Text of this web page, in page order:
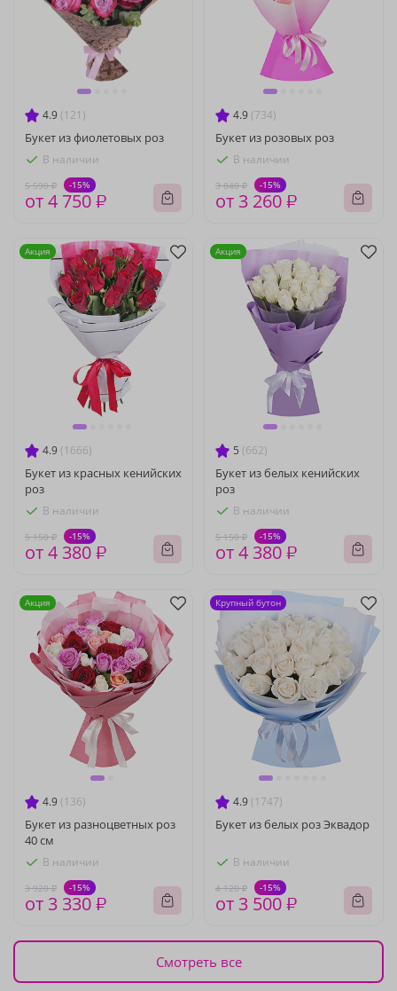
4.9 (121)
Букет из фиолетовых роз
В наличии
5 590 ₽ -15%
от 4 750 ₽
4.9 (734)
Букет из розовых роз
В наличии
3 840 ₽ -15%
от 3 260 ₽
4.9 (1666)
Букет из красных кенийских
роз
В наличии
5 150 ₽ -15%
от 4 380 ₽
Акция
5 (662)
Букет из белых кенийских
роз
В наличии
5 150 ₽ -15%
от 4 380 ₽
Акция
4.9 (136)
Букет из разноцветных роз
40 см
В наличии
3 920 ₽ -15%
от 3 330 ₽
Акция
4.9 (1747)
Букет из белых роз Эквадор
В наличии
4 120 ₽ -15%
от 3 500 ₽
Крупный бутон
Смотреть все